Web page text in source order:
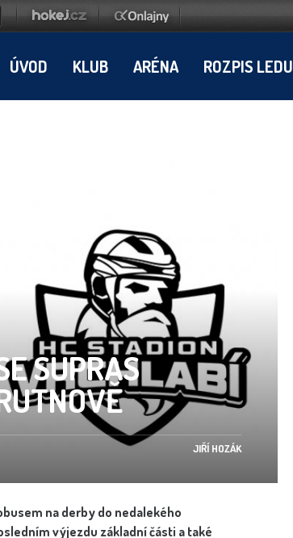
ÚVOD KLUB ARÉNA ROZPIS LEDU
SUPRAS
JIŘÍ HOZÁK
na derby do nedalekého
výjezdu základní části a také